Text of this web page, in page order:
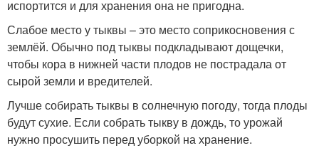
испортится и для хранения она не пригодна.
Слабое место у тыквы – это место соприкосновения с
землёй. Обычно под тыквы подкладывают дощечки,
чтобы кора в нижней части плодов не пострадала от
сырой земли и вредителей.
Лучше собирать тыквы в солнечную погоду, тогда плоды
будут сухие. Если собрать тыкву в дождь, то урожай
нужно просушить перед уборкой на хранение.